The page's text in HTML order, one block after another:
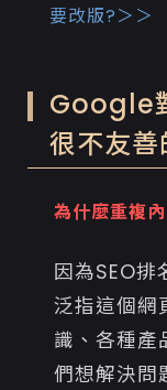
要改版?＞＞
Google
很不友善
為什麼重複
因為SEO排
泛指這個網
識、各種產
們想解決問